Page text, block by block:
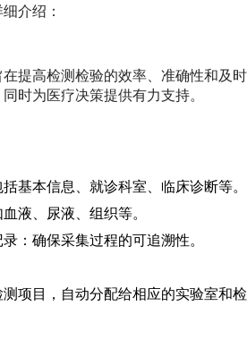
介绍：
提高检测检验的效率、准确性和及时
时为医疗决策提供有力支持。
基本信息、就诊科室、临床诊断等。
液、尿液、组织等。
：确保采集过程的可追溯性。
项目，自动分配给相应的实验室和检